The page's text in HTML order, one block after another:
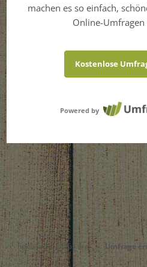
machen es so einfach,
Online-Umfragen
Kostenlose
Powered by
hpi@iksms-cipms.org | Umfrage